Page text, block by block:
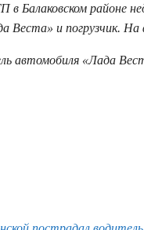
в Балаковском
Веста» и погрузчик.
автомобиля «Лада